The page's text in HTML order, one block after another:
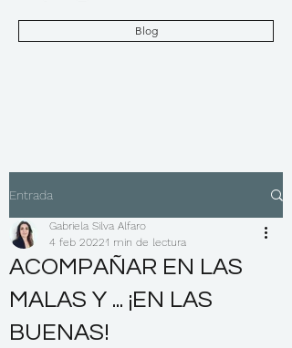
Blog
Entrada
ACOMPAÑAR EN LAS
MALAS Y ... ¡EN LAS
BUENAS!
Gabriela Silva Alfaro
4 feb 20221 min de lectura